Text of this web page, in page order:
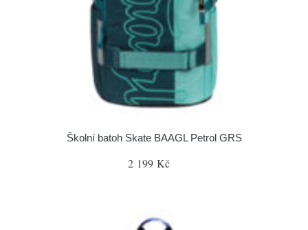
Školní batoh Skate BAAGL Petrol GRS
2 199 Kč